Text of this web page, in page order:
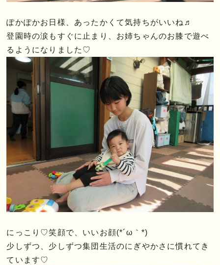
ぽかぽかお日様、あったかくて気持ちがいいね♬
登園時の涙もすぐに止まり、お姉ちゃんのお膝で遊べ
るようになりました♡
にっこり♡笑顔で、いいお顔(*´ω｀*)
少しずつ、少しずつ集団生活のにぎやかさに慣れてき
ています♡